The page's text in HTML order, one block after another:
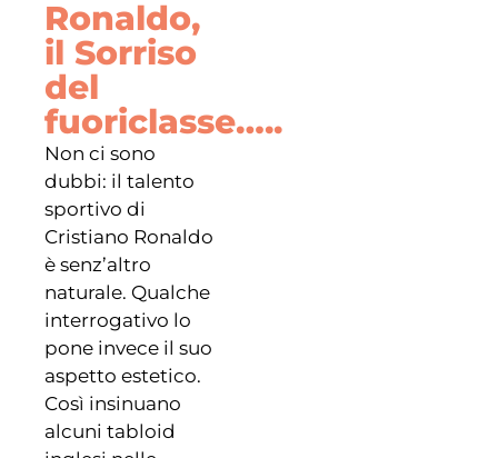
Ronaldo,
il Sorriso
del
fuoriclasse…..
Non ci sono
dubbi: il talento
sportivo di
Cristiano Ronaldo
è senz’altro
naturale. Qualche
interrogativo lo
pone invece il suo
aspetto estetico.
Così insinuano
alcuni tabloid